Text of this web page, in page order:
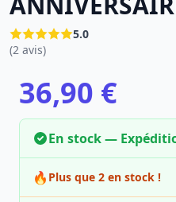
5.0
(2 avis)
36,90 €
En stock —
🔥 Plus que 2 en stock !